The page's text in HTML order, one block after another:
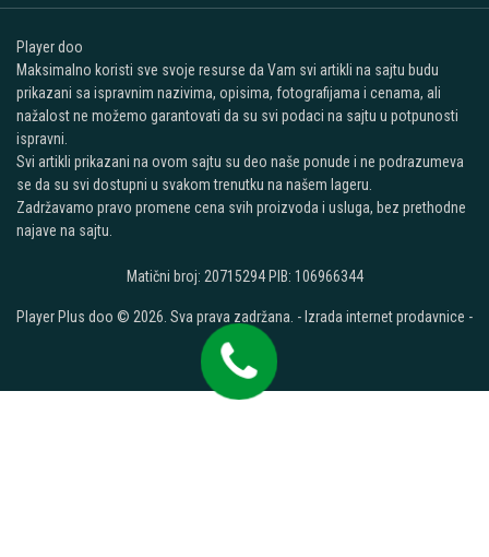
Player doo
Maksimalno koristi sve svoje resurse da Vam svi artikli na sajtu budu
prikazani sa ispravnim nazivima, opisima, fotografijama i cenama, ali
nažalost ne možemo garantovati da su svi podaci na sajtu u potpunosti
ispravni.
Svi artikli prikazani na ovom sajtu su deo naše ponude i ne podrazumeva
se da su svi dostupni u svakom trenutku na našem lageru.
Zadržavamo pravo promene cena svih proizvoda i usluga, bez prethodne
najave na sajtu.
Matični broj: 20715294 PIB: 106966344
Player Plus doo © 2026. Sva prava zadržana. - Izrada internet prodavnice -
Selltico.